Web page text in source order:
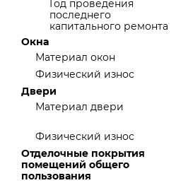
Год проведения
последнего
капитального ремонта
Окна
Материал окон
Физический износ
Двери
Материал двери
Физический износ
Отделочные покрытия
помещений общего
пользования